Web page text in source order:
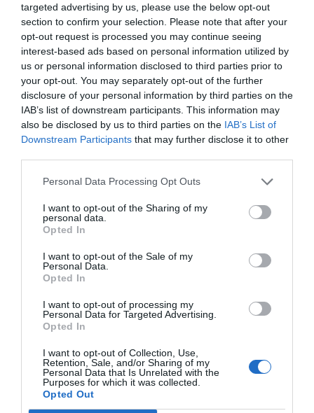
targeted advertising by us, please use the below opt-out
section to confirm your selection. Please note that after your
opt-out request is processed you may continue seeing
interest-based ads based on personal information utilized by
us or personal information disclosed to third parties prior to
your opt-out. You may separately opt-out of the further
disclosure of your personal information by third parties on the
IAB’s list of downstream participants. This information may
also be disclosed by us to third parties on the IAB’s List of
Downstream Participants that may further disclose it to other
Personal Data Processing Opt Outs
I want to opt-out of the Sharing of my
personal data.
Opted In
I want to opt-out of the Sale of my
Personal Data.
Opted In
I want to opt-out of processing my
Personal Data for Targeted Advertising.
Opted In
I want to opt-out of Collection, Use,
Retention, Sale, and/or Sharing of my
Personal Data that Is Unrelated with the
Purposes for which it was collected.
Opted Out